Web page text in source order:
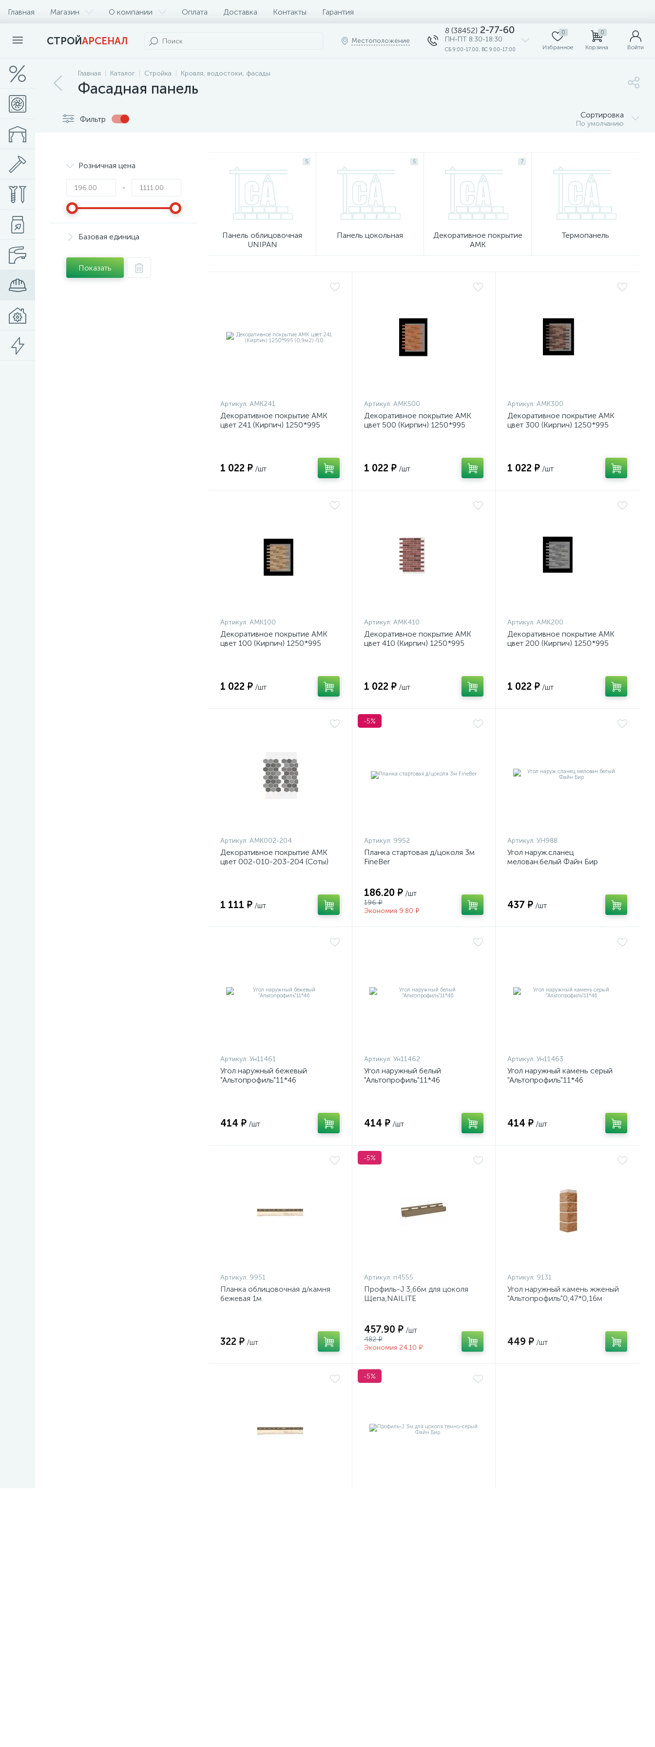
Главная Магазин О компании Оплата Доставка Контакты Гарантия
СТРОЙАРСЕНАЛ Местоположение
8 (38452) 2-77-60
ПН-ПТ 8:30-18:30
СБ 9:00-17.00, ВС 9:00-17:00
0
Избранное
0
Корзина Войти
Главная Каталог Стройка Кровля, водостоки, фасады
Фасадная панель
Фильтр Сортировка
По умолчанию
Розничная цена
-
Базовая единица
Показать
5
Панель облицовочная
UNIPAN
5
Панель цокольная
7
Декоративное покрытие
АМК
Термопанель
Артикул: АМК241
Декоративное покрытие АМК
цвет 241 (Кирпич) 1250*995
1 022 ₽ /шт
Артикул: АМК500
Декоративное покрытие АМК
цвет 500 (Кирпич) 1250*995
1 022 ₽ /шт
Артикул: АМК300
Декоративное покрытие АМК
цвет 300 (Кирпич) 1250*995
1 022 ₽ /шт
Артикул: АМК100
Декоративное покрытие АМК
цвет 100 (Кирпич) 1250*995
1 022 ₽ /шт
Артикул: АМК410
Декоративное покрытие АМК
цвет 410 (Кирпич) 1250*995
1 022 ₽ /шт
Артикул: АМК200
Декоративное покрытие АМК
цвет 200 (Кирпич) 1250*995
1 022 ₽ /шт
Артикул: АМК002-204
Декоративное покрытие АМК
цвет 002-010-203-204 (Соты)
1 111 ₽ /шт
-5%
Артикул: 9952
Планка стартовая д/цоколя 3м
FineBer
186.20 ₽ /шт
196 ₽
Экономия 9.80 ₽
Артикул: УН988
Угол наруж.сланец
мелован.белый Файн Бир
437 ₽ /шт
Артикул: Ун11461
Угол наружный бежевый
"Альтопрофиль"11*46
414 ₽ /шт
Артикул: Ун11462
Угол наружный белый
"Альтопрофиль"11*46
414 ₽ /шт
Артикул: Ун11463
Угол наружный камень серый
"Альтопрофиль"11*46
414 ₽ /шт
Артикул: 9951
Планка облицовочная д/камня
бежевая 1м
322 ₽ /шт
-5%
Артикул: п4555
Профиль-J 3,66м для цоколя
Щепа,NAILITE
457.90 ₽ /шт
482 ₽
Экономия 24.10 ₽
Артикул: 9131
Угол наружный камень жженый
"Альтопрофиль"0,47*0,16м
449 ₽ /шт
-5%